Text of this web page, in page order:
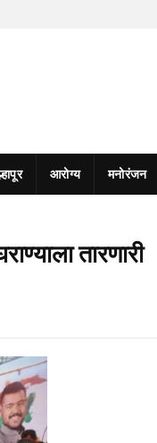
आरोग्य मनोरंजन
तारणारी